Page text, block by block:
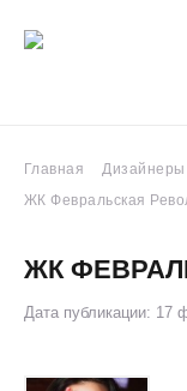
Главная Дизайнеры
ЖК Февральская
ЖК
Дата публикации: 17